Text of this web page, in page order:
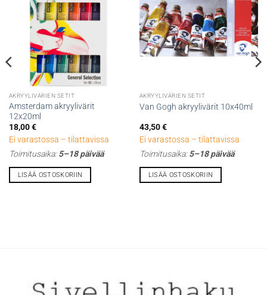
AKRYYLIVÄRIEN SETIT
Amsterdam akryylivärit
12x20ml
18,00€
Ei varastossa – tilattavissa
Toimitusaika:5–18 päivää
LISÄÄ OSTOSKORIIN
AKRYYLIVÄRIEN SETIT
Van Gogh akryylivärit 10x40ml
43,50€
Ei varastossa – tilattavissa
Toimitusaika:5–18 päivää
LISÄÄ OSTOSKORIIN